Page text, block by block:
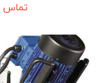
تماس